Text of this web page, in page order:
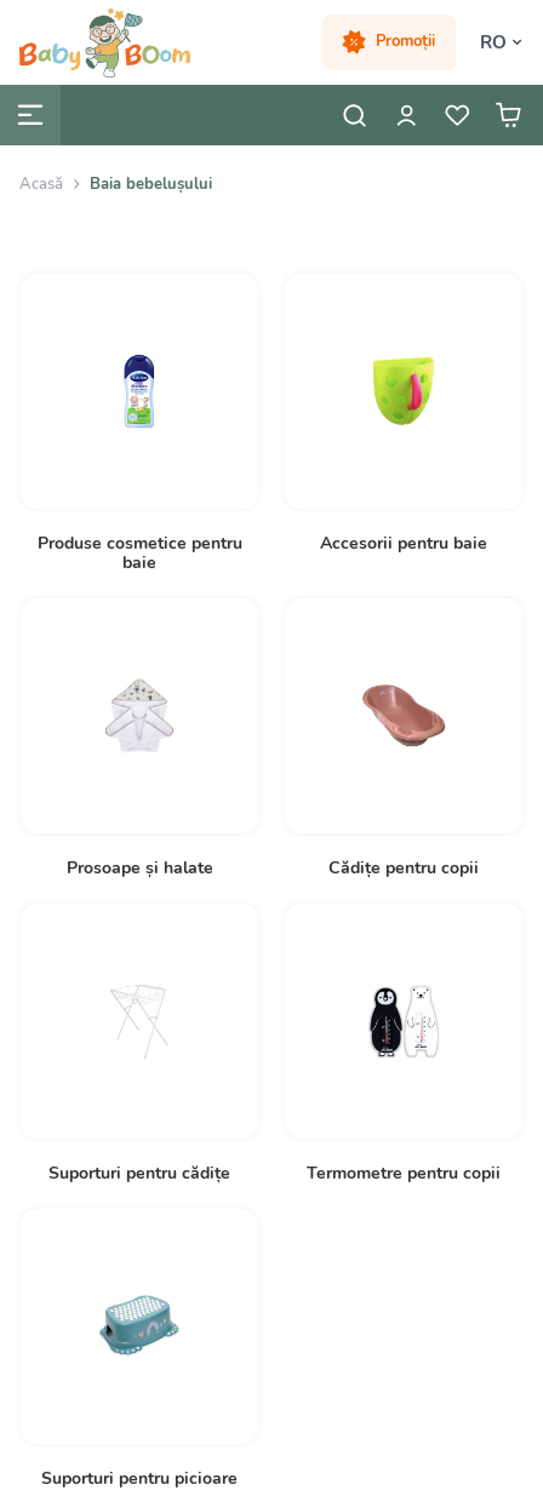
Promoții RO
Acasă Baia bebelușului
Produse cosmetice pentru
baie
Accesorii pentru baie
Prosoape și halate Cădițe pentru copii
Suporturi pentru cădițe Termometre pentru copii
Suporturi pentru picioare